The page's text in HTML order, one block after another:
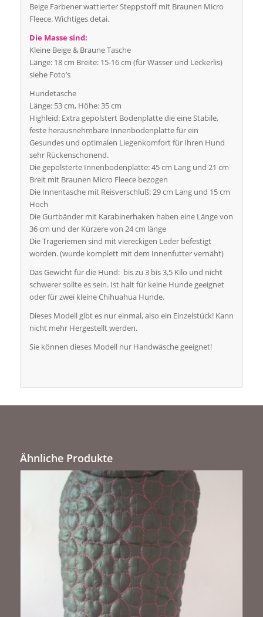
Beige Farbener wattierter Steppstoff mit Braunen Micro
Fleece. Wichtiges detai.
Die Masse sind:
Kleine Beige & Braune Tasche
Länge: 18 cm Breite: 15-16 cm (für Wasser und Leckerlis)
siehe Foto’s
Hundetasche
Länge: 53 cm, Höhe: 35 cm
Highleid: Extra gepolstert Bodenplatte die eine Stabile,
feste herausnehmbare Innenbodenplatte für ein
Gesundes und optimalen Liegenkomfort für Ihren Hund
sehr Rückenschonend.
Die gepolsterte Innenbodenplatte: 45 cm Lang und 21 cm
Breit mit Braunen Micro Fleece bezogen
Die Innentasche mit Reisverschluß: 29 cm Lang und 15 cm
Hoch
Die Gurtbänder mit Karabinerhaken haben eine Länge von
36 cm und der Kürzere von 24 cm länge
Die Trageriemen sind mit viereckigen Leder befestigt
worden. (wurde komplett mit dem Innenfutter vernäht)
Das Gewicht für die Hund: bis zu 3 bis 3,5 Kilo und nicht
schwerer sollte es sein. Ist halt für keine Hunde geeignet
oder für zwei kleine Chihuahua Hunde.
Dieses Modell gibt es nur einmal, also ein Einzelstück! Kann
nicht mehr Hergestellt werden.
Sie können dieses Modell nur Handwäsche geeignet!
Ähnliche Produkte